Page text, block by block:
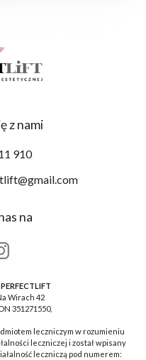
z nami
910
na
Wirach 42
351271550,
leczniczym w rozumieniu
leczniczej i został wpisany
leczniczą pod numerem: